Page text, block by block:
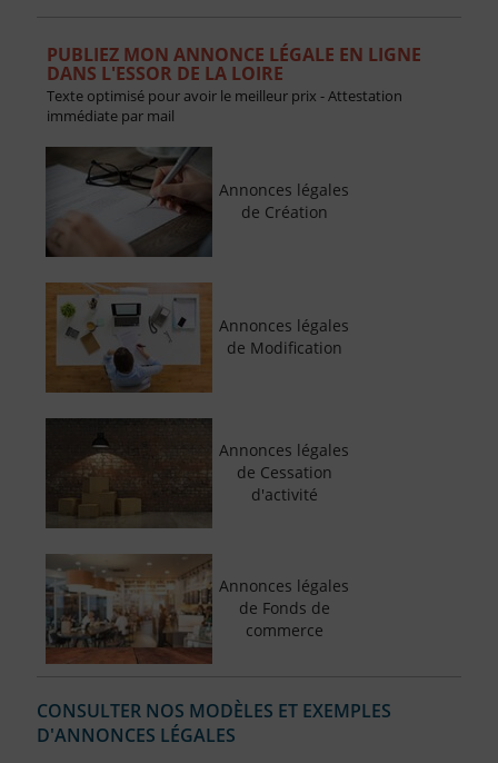
PUBLIEZ MON ANNONCE LÉGALE EN LIGNE
DANS L'ESSOR DE LA LOIRE
Texte optimisé pour avoir le meilleur prix - Attestation
immédiate par mail
Annonces légales
de Création
Annonces légales
de Modification
Annonces légales
de Cessation
d'activité
Annonces légales
de Fonds de
commerce
CONSULTER NOS MODÈLES ET EXEMPLES
D'ANNONCES LÉGALES